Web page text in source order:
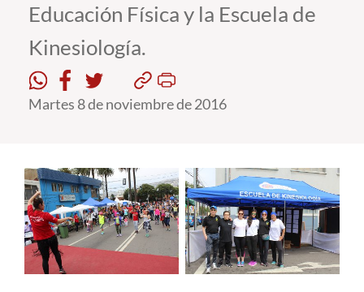
Académicos
Funcionarios
Alumni
Educación Física y la Escuela de
Kinesiología.
Martes 8 de noviembre de 2016